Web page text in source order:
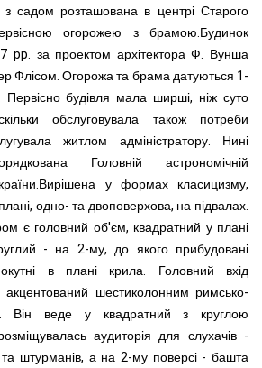
з садом розташована в центрі Старого
огорожею з брамою.Будинок
pp. за проектом архітектора Ф. Вунша
Флісом. Огорожа та брама датуються 1-
будівля мала ширші, ніж суто
обслуговувала також потреби
житлом адміністратору. Нині
Головній астрономічній
у формах класицизму,
одно- та двоповерхова, на підвалах.
є головний об'єм, квадратний у плані
- на 2-му, до якого прибудовані
в плані крила. Головний вхід
акцентований шестиколонним римсько-
Він веде у квадратний з круглою
аудиторія для слухачів -
та штурманів, а на 2-му поверсі - башта